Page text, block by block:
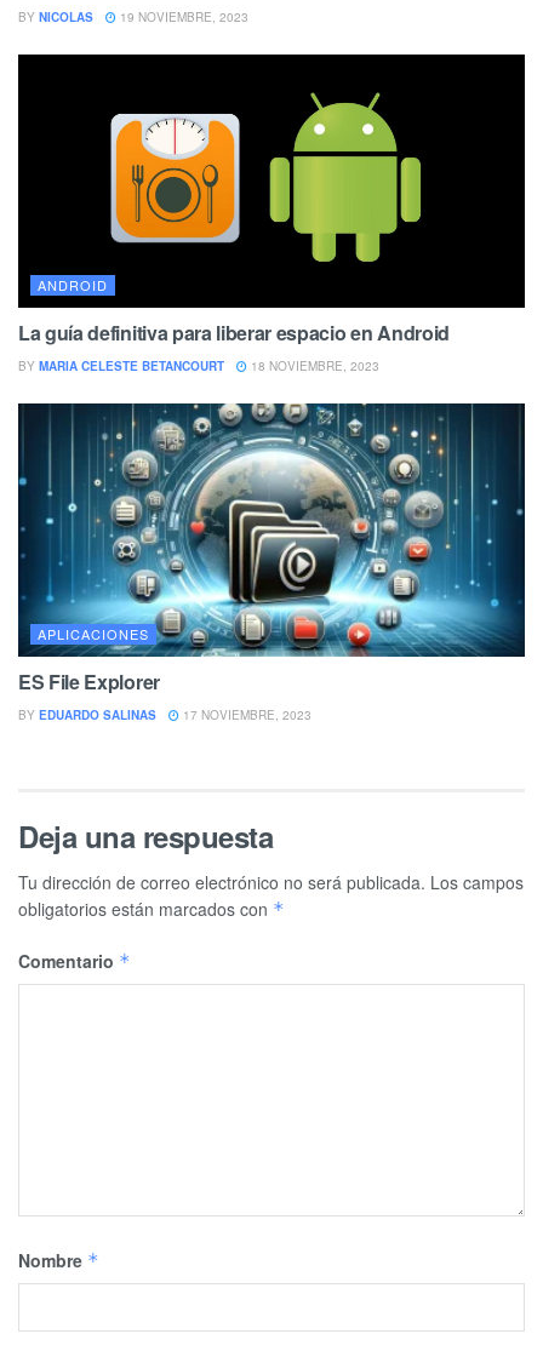
BY NICOLAS 19 NOVIEMBRE, 2023
ANDROID
La guía definitiva para liberar espacio en Android
BY MARIA CELESTE BETANCOURT 18 NOVIEMBRE, 2023
APLICACIONES
ES File Explorer
BY EDUARDO SALINAS 17 NOVIEMBRE, 2023
Deja una respuesta
Tu dirección de correo electrónico no será publicada. Los campos
obligatorios están marcados con *
Comentario *
Nombre *